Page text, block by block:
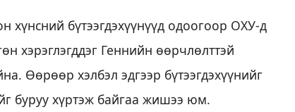
бүтээгдэхүүнүүд одоогоор ОХУ-д
хэрэглэгддэг Геннийн өөрчлөлттэй
Өөрөөр хэлбэл эдгээр бүтээгдэхүүнийг
буруу хүртэж байгаа жишээ юм.